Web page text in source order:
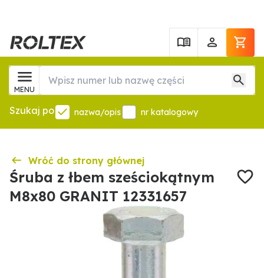
MENU
Szukaj po nazwa/opis nr katalogowy
Wróć do strony głównej
Śruba z łbem sześciokątnym
M8x80 GRANIT 12331657